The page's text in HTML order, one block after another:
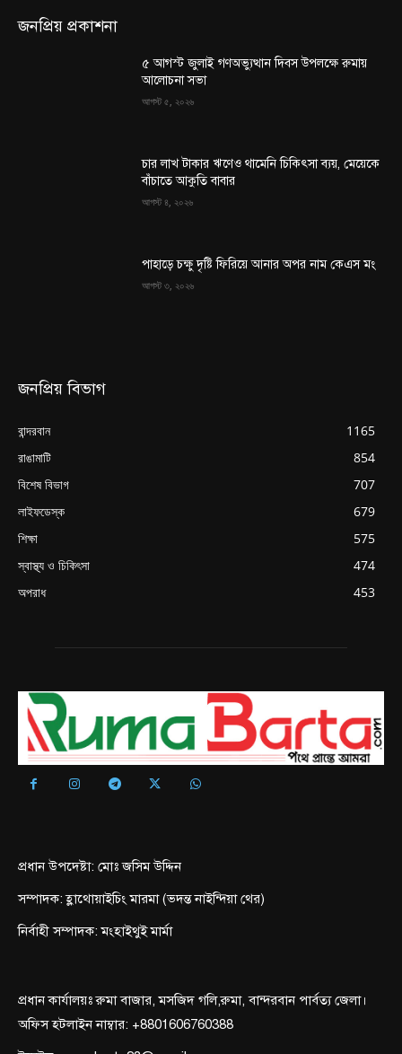
জনপ্রিয় প্রকাশনা
৫ আগস্ট জুলাই গণঅভ্যুত্থান দিবস উপলক্ষে রুমায়
আলোচনা সভা
আগস্ট ৫, ২০২৬
চার লাখ টাকার ঋণেও থামেনি চিকিৎসা ব্যয়, মেয়েকে
বাঁচাতে আকুতি বাবার
আগস্ট ৪, ২০২৬
পাহাড়ে চক্ষু দৃষ্টি ফিরিয়ে আনার অপর নাম কেএস মং
আগস্ট ৩, ২০২৬
জনপ্রিয় বিভাগ
বান্দরবান
1165
রাঙামাটি
854
বিশেষ বিভাগ
707
লাইফডেস্ক
679
শিক্ষা
575
স্বাস্থ্য ও চিকিৎসা
474
অপরাধ
453
প্রধান উপদেষ্টা: মোঃ জসিম উদ্দিন
সম্পাদক: হ্লাথোয়াইচিং মারমা (ভদন্ত নাইন্দিয়া থের)
নির্বাহী সম্পাদক: মংহাইথুই মার্মা
প্রধান কার্যালয়ঃ রুমা বাজার, মসজিদ গলি,রুমা, বান্দরবান পার্বত্য জেলা।
অফিস হটলাইন নাম্বার: +8801606760388